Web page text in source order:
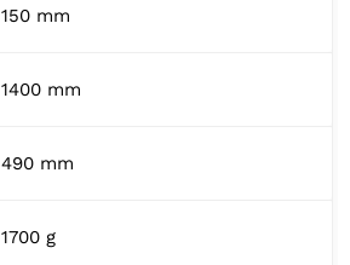
150 mm
1400 mm
490 mm
1700 g